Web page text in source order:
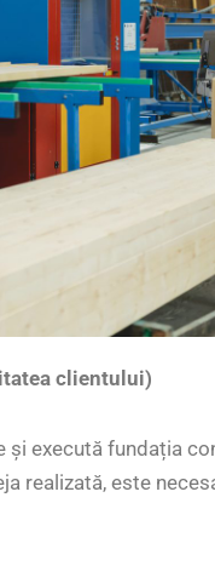
clientului)
execută fundația
realizată, este